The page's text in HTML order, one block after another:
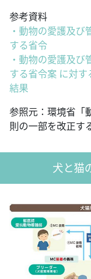
参考資料
・動物の愛護及
する省令
・動物の愛護及
する省令案 に対
結果
参照元：環境省「
則の一部を改正す
犬と猫